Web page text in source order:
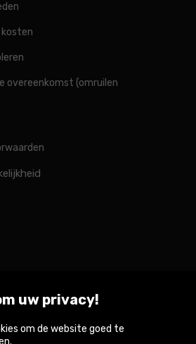
kosten
overeenkomst (omruilen
wereld
uw privacy!
om de website goed te